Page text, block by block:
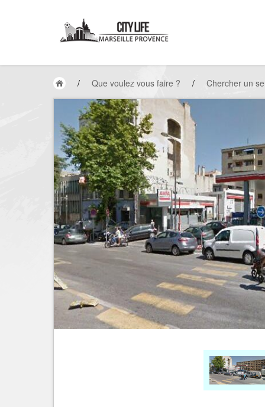
/ Que voulez vous faire ? / Chercher un